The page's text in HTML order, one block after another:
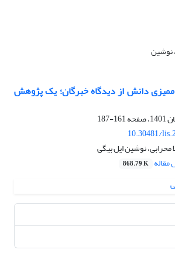
نوشین
دانش از دیدگاه خبرگان؛ یک پژوهش
161-187
10.30481/
محرابی، نوشین ایل بیگی
868.79 K